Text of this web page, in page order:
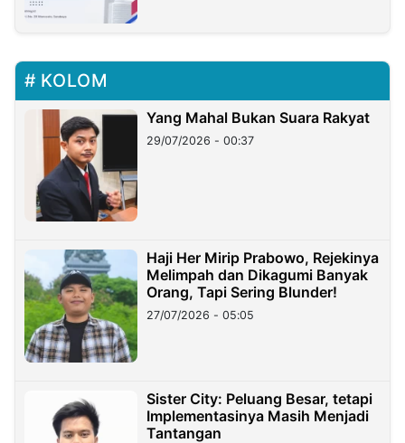
KOLOM
Yang Mahal Bukan Suara Rakyat
29/07/2026 - 00:37
Haji Her Mirip Prabowo, Rejekinya
Melimpah dan Dikagumi Banyak
Orang, Tapi Sering Blunder!
27/07/2026 - 05:05
Sister City: Peluang Besar, tetapi
Implementasinya Masih Menjadi
Tantangan